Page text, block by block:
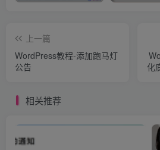
上一篇
WordPress教程-添加跑马灯
公告
化
相关推荐